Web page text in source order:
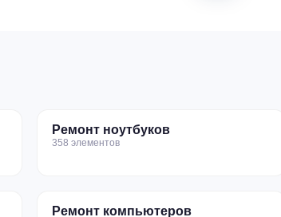
Ремонт ноутбуков
358 элементов
Ремонт компьютеров